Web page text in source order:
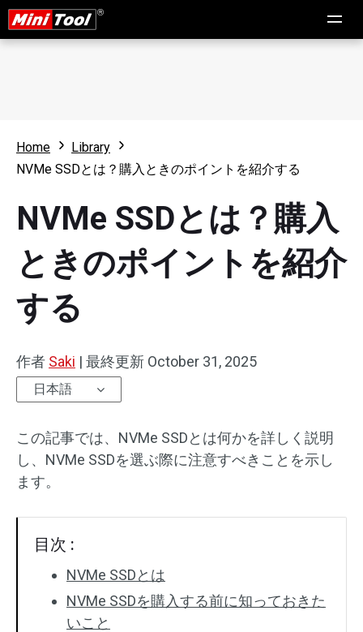
Home
Library
NVMe SSDとは？購入ときのポイントを紹介する
NVMe SSDとは？購入
ときのポイントを紹介
する
作者 Saki | 最終更新 October 31, 2025
日本語
この記事では、NVMe SSDとは何かを詳しく説明
し、NVMe SSDを選ぶ際に注意すべきことを示し
ます。
目次 :
NVMe SSDとは
NVMe SSDを購入する前に知っておきた
いこと